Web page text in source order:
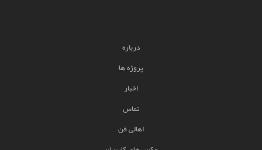
درباره
پروژه ها
اخبار
تماس
اهالی فن